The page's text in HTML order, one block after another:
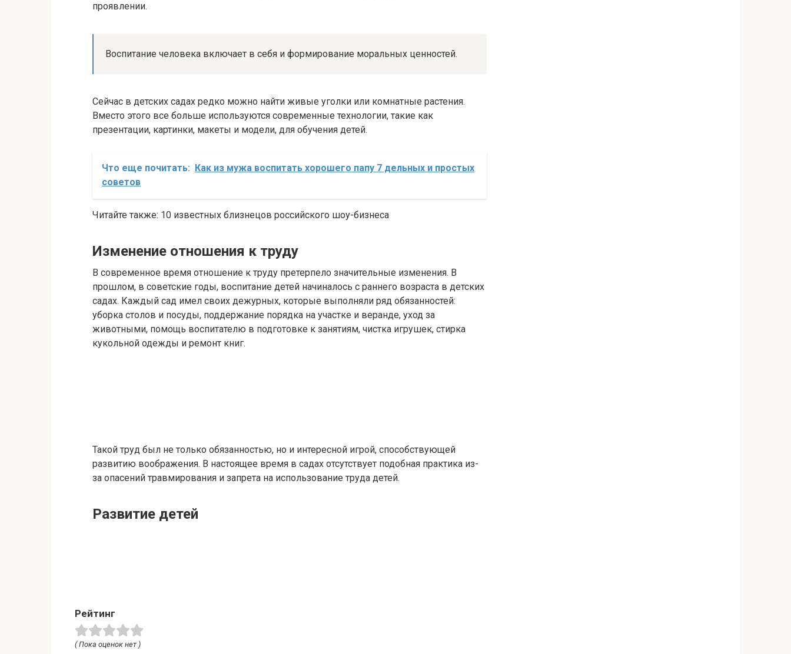
проявлении.
Воспитание человека включает в себя и формирование моральных ценностей.
Сейчас в детских садах редко можно найти живые уголки или комнатные растения.
Вместо этого все больше используются современные технологии, такие как
презентации, картинки, макеты и модели, для обучения детей.
Что еще почитать: Как из мужа воспитать хорошего папу 7 дельных и простых
советов
Читайте также: 10 известных близнецов российского шоу-бизнеса
Изменение отношения к труду
В современное время отношение к труду претерпело значительные изменения. В
прошлом, в советские годы, воспитание детей начиналось с раннего возраста в детских
садах. Каждый сад имел своих дежурных, которые выполняли ряд обязанностей:
уборка столов и посуды, поддержание порядка на участке и веранде, уход за
животными, помощь воспитателю в подготовке к занятиям, чистка игрушек, стирка
кукольной одежды и ремонт книг.
Такой труд был не только обязанностью, но и интересной игрой, способствующей
развитию воображения. В настоящее время в садах отсутствует подобная практика из-
за опасений травмирования и запрета на использование труда детей.
Развитие детей
Рейтинг
( Пока оценок нет )